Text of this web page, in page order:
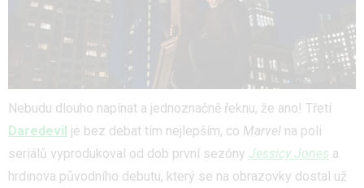
Nebudu dlouho napínat a jednoznačně řeknu, že ano! Třetí
Daredevil je bez debat tím nejlepším, co Marvel na poli
seriálů vyprodukoval od dob první sezóny Jessicy Jones a
hrdinova původního debutu, který se na obrazovky dostal už